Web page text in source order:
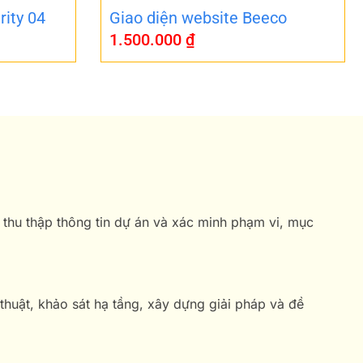
04
Giao diện website Beeco
1.500.000 ₫
thập thông tin dự án và xác minh phạm vi, mục
khảo sát hạ tầng, xây dựng giải pháp và đề